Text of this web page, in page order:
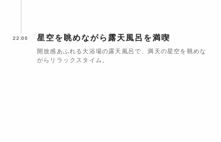
22:00 星空を眺めながら露天風呂を満喫
開放感あふれる大浴場の露天風呂で、満天の星空を眺めな
がらリラックスタイム。